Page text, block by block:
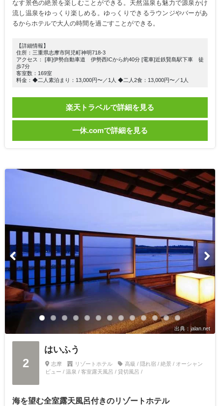
なす景色の絶景を楽しむことができる。天然温泉も魅力で源泉かけ
流し温泉をゆっくり楽しめる。ゆっくりできるラウンジやバーがあ
るからホテルで大人の時間を過ごすことができる。
【詳細情報】
住所：三重県志摩市阿児町神明718-3
アクセス： [車]伊勢自動車道 伊勢西ICから約40分 [電車]近鉄賢島駅下車 徒
歩7分
客室数：169室
料金：◆二人素泊まり：13,000円〜／1人 ◆二人2食：13,000円〜／1人
楽天トラベルで詳細を見る
一休.comで詳細を見る
出典：jalan.net
2
はいふう
志摩 リゾートホテル
高級 / 隠れ宿 / 絶景 / オーシャン
ビュー / 温泉 / 客室露天風呂 / 貸切風呂 /
海を望む全室露天風呂付きのリゾートホテル